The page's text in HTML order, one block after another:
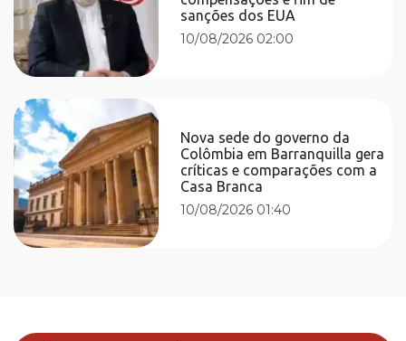
sanções dos EUA
10/08/2026 02:00
Nova sede do governo da
Colômbia em Barranquilla gera
críticas e comparações com a
Casa Branca
10/08/2026 01:40